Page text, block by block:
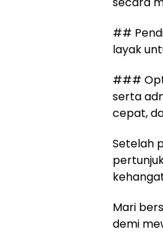
##
layak
###
serta
cepat,
Setelah
Mari
demi